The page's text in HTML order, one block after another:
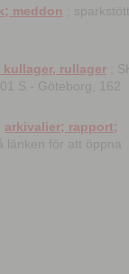
meddon ;
kullager, rullager ;
S.- Göteborg, 162
arkivalier; rapport;
länken för att öppna